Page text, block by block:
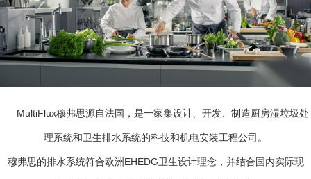
MultiFlux穆弗思源自法国，是一家集设计、开发、制造厨房湿垃圾处
理系统和卫生排水系统的科技和机电安装工程公司。
穆弗思的排水系统符合欧洲EHEDG卫生设计理念，并结合国内实际现